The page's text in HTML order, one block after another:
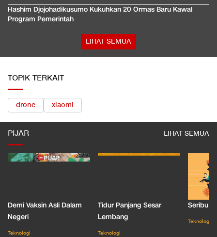
Hashim Djojohadikusumo Kukuhkan 20 Ormas Baru Kawal
Program Pemerintah
LIHAT SEMUA
TOPIK TERKAIT
drone xiaomi
PIJAR LIHAT SEMUA
Demi Vaksin Asli Dalam
Negeri
Teknologi
Tidur Panjang Sesar
Lembang
Teknologi
Seribu
Teknologi